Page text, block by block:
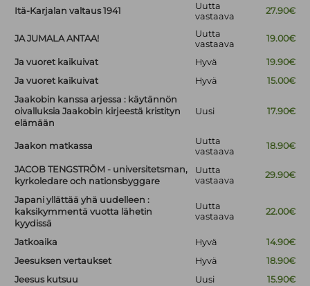
Itä-Karjalan valtaus 1941
Uutta
vastaava
27.90€
JA JUMALA ANTAA!
Uutta
vastaava
19.00€
Ja vuoret kaikuivat Hyvä
19.90€
Ja vuoret kaikuivat
Hyvä
15.00€
Jaakobin kanssa arjessa : käytännön
oivalluksia Jaakobin kirjeestä kristityn
elämään
Uusi 17.90€
Jaakon matkassa
Uutta
vastaava
18.90€
JACOB TENGSTRÖM - universitetsman,
kyrkoledare och nationsbyggare
Uutta
vastaava
29.90€
Japani yllättää yhä uudelleen :
kaksikymmentä vuotta lähetin
kyydissä
Uutta
vastaava
22.00€
Jatkoaika Hyvä
14.90€
Jeesuksen vertaukset
Hyvä
18.90€
Jeesus kutsuu
Uusi 15.90€